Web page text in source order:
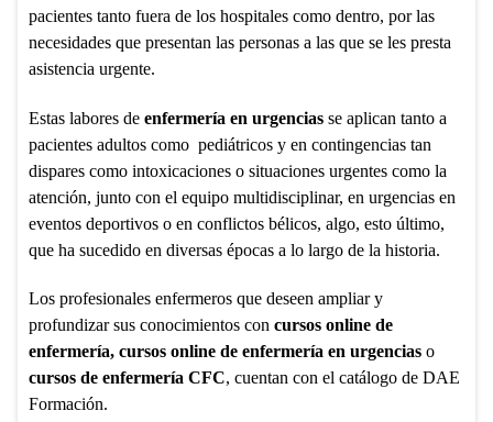
pacientes tanto fuera de los hospitales como dentro, por las
necesidades que presentan las personas a las que se les presta
asistencia urgente.
Estas labores de enfermería en urgenciasse aplican tanto a
pacientes adultos como pediátricos y en contingencias tan
dispares como intoxicaciones o situaciones urgentes como la
atención, junto con el equipo multidisciplinar, en urgencias en
eventos deportivos o en conflictos bélicos, algo, esto último,
que ha sucedido en diversas épocas a lo largo de la historia.
Los profesionales enfermeros que deseen ampliar y
profundizar sus conocimientos con cursos online de
enfermería, cursos online de enfermería en urgenciaso
cursos de enfermería CFC, cuentan con el catálogo de DAE
Formación.